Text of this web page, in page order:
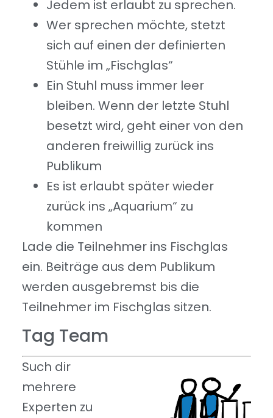
Jedem ist erlaubt zu sprechen.
Wer sprechen möchte, stetzt
sich auf einen der definierten
Stühle im „Fischglas“
Ein Stuhl muss immer leer
bleiben. Wenn der letzte Stuhl
besetzt wird, geht einer von den
anderen freiwillig zurück ins
Publikum
Es ist erlaubt später wieder
zurück ins „Aquarium“ zu
kommen
Lade die Teilnehmer ins Fischglas
ein. Beiträge aus dem Publikum
werden ausgebremst bis die
Teilnehmer im Fischglas sitzen.
Tag Team
Such dir
mehrere
Experten zu